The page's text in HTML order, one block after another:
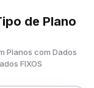
de Plano
Planos com Dados
FIXOS